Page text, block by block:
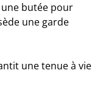
butée pour
une garde
une tenue à vie